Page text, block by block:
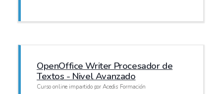
OpenOffice Writer Procesador de
Textos - Nivel Avanzado
Curso online impartido por Acedis Formación